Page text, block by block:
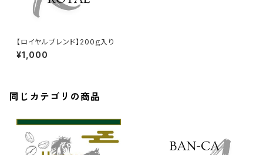
【ロイヤルブレンド】200ｇ入り
¥1,000
同じカテゴリの商品